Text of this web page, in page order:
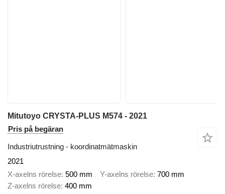
Mitutoyo CRYSTA-PLUS M574 - 2021
Pris på begäran
Industriutrustning - koordinatmätmaskin
2021
X-axelns rörelse 500 mm Y-axelns rörelse 700 mm
Z-axelns rörelse 400 mm